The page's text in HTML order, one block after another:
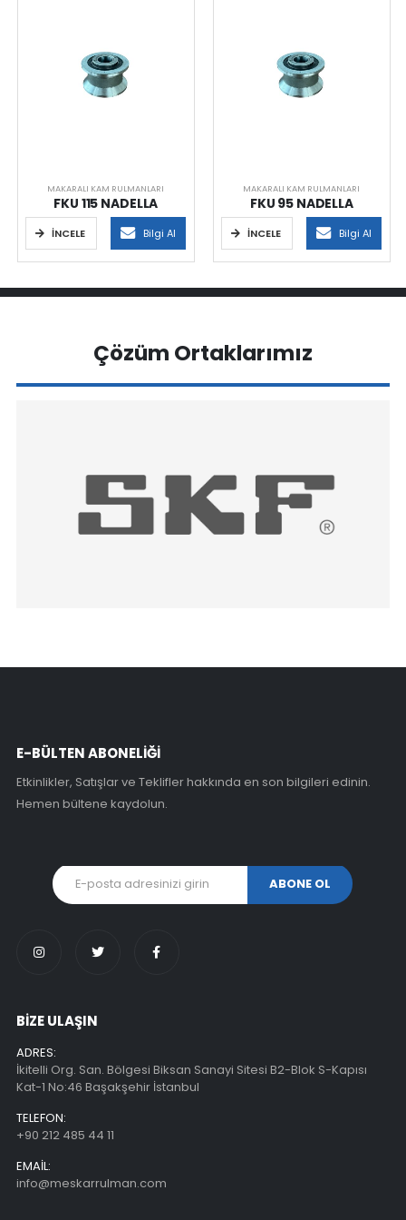
MAKARALI KAM RULMANLARI
FKU 115 NADELLA
İNCELE Bilgi Al
MAKARALI KAM RULMANLARI
FKU 95 NADELLA
İNCELE Bilgi Al
Çözüm Ortaklarımız
E-BÜLTEN ABONELİĞİ
Etkinlikler, Satışlar ve Teklifler hakkında en son bilgileri edinin.
Hemen bültene kaydolun.
BİZE ULAŞIN
ADRES:
İkitelli Org. San. Bölgesi Biksan Sanayi Sitesi B2-Blok S-Kapısı
Kat-1 No:46 Başakşehir İstanbul
TELEFON:
+90 212 485 44 11
EMAIL:
info@meskarrulman.com